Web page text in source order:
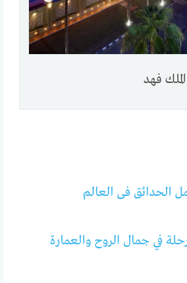
فهد
في جمال الروح والعمارة